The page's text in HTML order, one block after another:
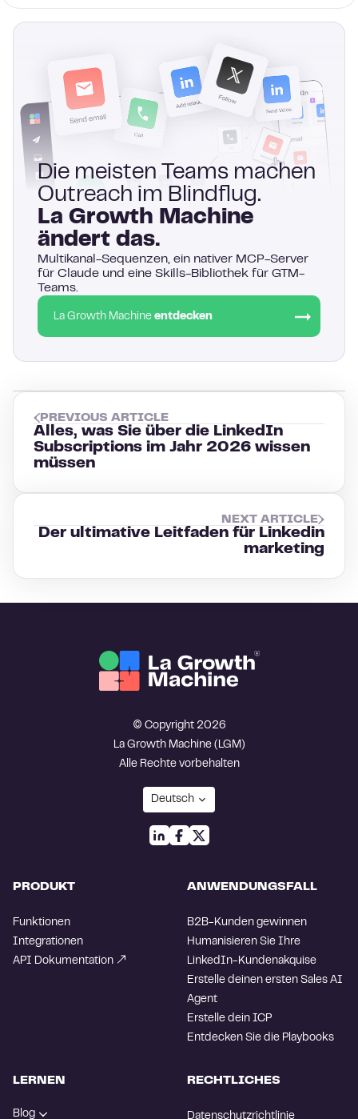
Die meisten Teams machen
Outreach im Blindflug.
La Growth Machine
ändert das.
Multikanal-Sequenzen, ein nativer MCP-Server
für Claude und eine Skills-Bibliothek für GTM-
Teams.
La Growth Machine entdecken
PREVIOUS ARTICLE
Alles, was Sie über die LinkedIn
Subscriptions im Jahr 2026 wissen
müssen
NEXT ARTICLE
Der ultimative Leitfaden für Linkedin
marketing
© Copyright 2026
La Growth Machine (LGM)
Alle Rechte vorbehalten
PRODUKT
Funktionen
Integrationen
API Dokumentation
ANWENDUNGSFALL
B2B-Kunden gewinnen
Humanisieren Sie Ihre
LinkedIn-Kundenakquise
Erstelle deinen ersten Sales AI
Agent
Erstelle dein ICP
Entdecken Sie die Playbooks
LERNEN
Blog
RECHTLICHES
Datenschutzrichtlinie